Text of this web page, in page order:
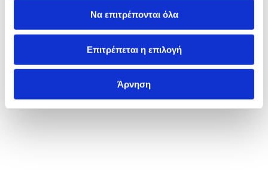
Να επιτρέπονται όλα
Επιτρέπεται η επιλογή
Άρνηση